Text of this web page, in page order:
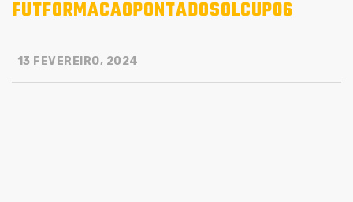
FUTFORMACAOPONTADOSOLCUP06
13 FEVEREIRO, 2024